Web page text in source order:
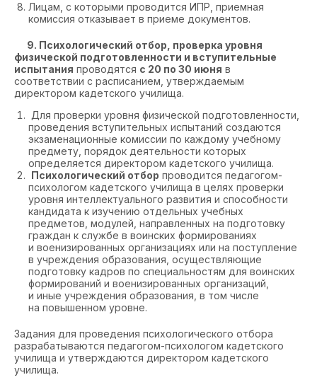
Лицам, с которыми проводится ИПР, приемная
комиссия отказывает в приеме документов.
9. Психологический отбор, проверка уровня
физической подготовленности и вступительные
испытания проводятся с 20 по 30 июня в
соответствии с расписанием, утверждаемым
директором кадетского училища.
Для проверки уровня физической подготовленности,
проведения вступительных испытаний создаются
экзаменационные комиссии по каждому учебному
предмету, порядок деятельности которых
определяется директором кадетского училища.
Психологический отбор проводится педагогом-
психологом кадетского училища в целях проверки
уровня интеллектуального развития и способности
кандидата к изучению отдельных учебных
предметов, модулей, направленных на подготовку
граждан к службе в воинских формированиях
и военизированных организациях или на поступление
в учреждения образования, осуществляющие
подготовку кадров по специальностям для воинских
формирований и военизированных организаций,
и иные учреждения образования, в том числе
на повышенном уровне.
Задания для проведения психологического отбора
разрабатываются педагогом-психологом кадетского
училища и утверждаются директором кадетского
училища.